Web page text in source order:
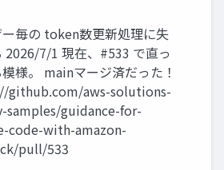
毎の token数更新処理に失
2026/7/1 現在、#533 で直っ
様。 mainマージ済だった！
github.com/aws-solutions-
samples/guidance-for-
code-with-amazon-
pull/533